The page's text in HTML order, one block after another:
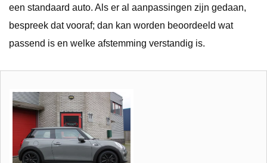
een standaard auto. Als er al aanpassingen zijn gedaan,
bespreek dat vooraf; dan kan worden beoordeeld wat
passend is en welke afstemming verstandig is.